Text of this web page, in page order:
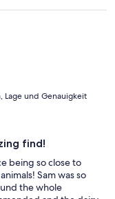
Lage und Genauigkeit
find!
being so close to
Sam was so
the whole